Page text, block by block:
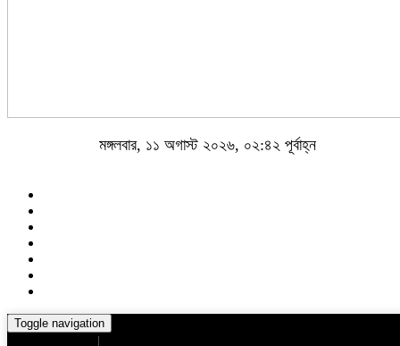
মঙ্গলবার, ১১ অগাস্ট ২০২৬, ০২:৪২ পূর্বাহ্ন
Toggle navigation